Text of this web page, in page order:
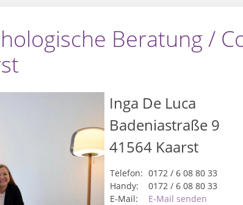
Beratung /
Inga De Luca
Badeniastraße 9
41564 Kaarst
Telefon: 0172 / 6 08 80 33
Handy:
0172 / 6 08 80 33
E-Mail:
E-Mail senden